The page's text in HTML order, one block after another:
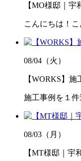
【MO様邸｜
こんにちは！
08/04（火）
【WORKS】
施工事例を１
08/03（月）
【MT様邸｜宇